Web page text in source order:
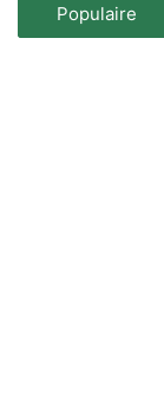
Populaire